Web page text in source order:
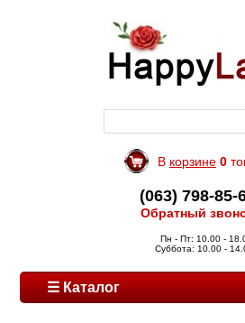
В корзине 0
(063) 798-85-
Обратный
Пн - Пт: 10.00 -
Суббота: 10.00 -
☰ Каталог